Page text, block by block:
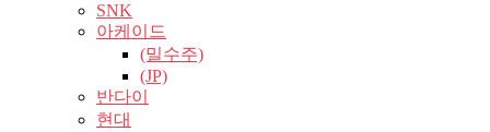
SNK
아케이드
(밀수주)
(JP)
반다이
현대